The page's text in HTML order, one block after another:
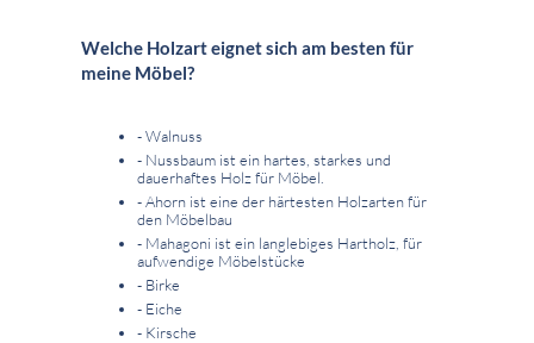
Welche Holzart eignet sich am besten für
meine Möbel?
- Walnuss
- Nussbaum ist ein hartes, starkes und
dauerhaftes Holz für Möbel.
- Ahorn ist eine der härtesten Holzarten für
den Möbelbau
- Mahagoni ist ein langlebiges Hartholz, für
aufwendige Möbelstücke
- Birke
- Eiche
- Kirsche